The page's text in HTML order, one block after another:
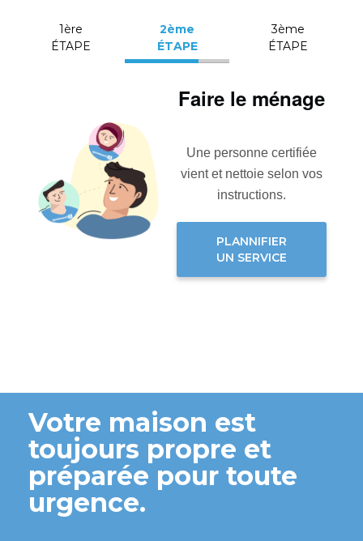
1ère
ÉTAPE
2ème
ÉTAPE
3ème
ÉTAPE
Faire le ménage
Une personne certifiée
vient et nettoie selon vos
instructions.
PLANNIFIER
UN SERVICE
Votre maison est
toujours propre et
préparée pour toute
urgence.